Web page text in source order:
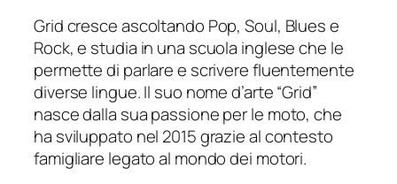
Grid cresce ascoltando Pop, Soul, Blues e
Rock, e studia in una scuola inglese che le
permette di parlare e scrivere fluentemente
diverse lingue. Il suo nome d’arte “Grid”
nasce dalla sua passione per le moto, che
ha sviluppato nel 2015 grazie al contesto
famigliare legato al mondo dei motori.